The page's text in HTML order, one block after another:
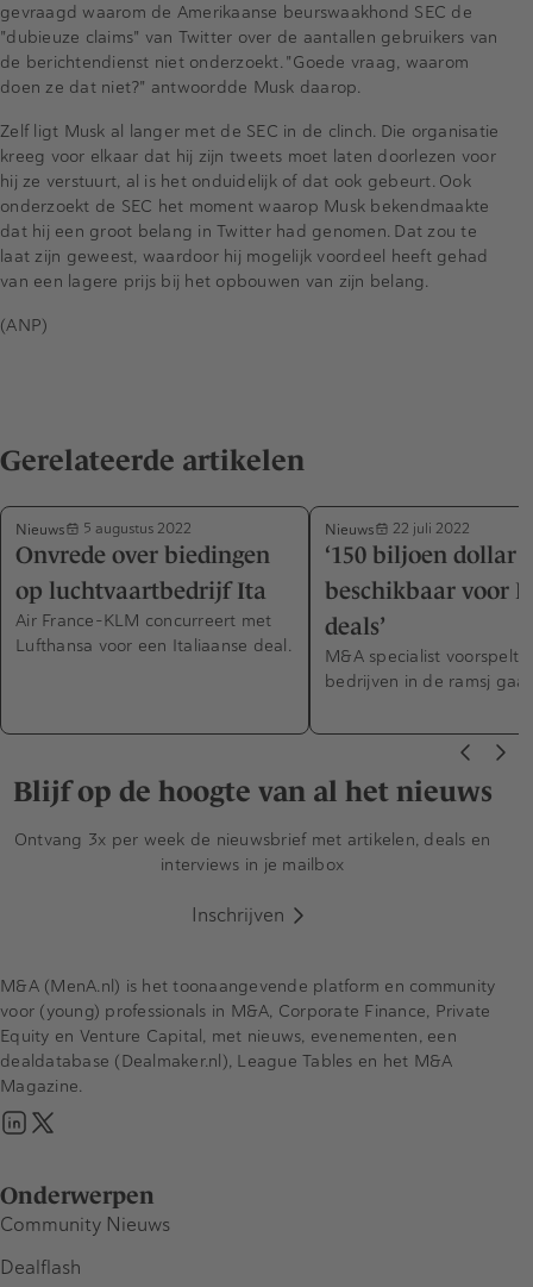
gevraagd waarom de Amerikaanse beurswaakhond SEC de
"dubieuze claims" van Twitter over de aantallen gebruikers van
de berichtendienst niet onderzoekt. "Goede vraag, waarom
doen ze dat niet?" antwoordde Musk daarop.
Zelf ligt Musk al langer met de SEC in de clinch. Die organisatie
kreeg voor elkaar dat hij zijn tweets moet laten doorlezen voor
hij ze verstuurt, al is het onduidelijk of dat ook gebeurt. Ook
onderzoekt de SEC het moment waarop Musk bekendmaakte
dat hij een groot belang in Twitter had genomen. Dat zou te
laat zijn geweest, waardoor hij mogelijk voordeel heeft gehad
van een lagere prijs bij het opbouwen van zijn belang.
(ANP)
Gerelateerde artikelen
Nieuws 5 augustus 2022
Onvrede over biedingen
op luchtvaartbedrijf Ita
Air France-KLM concurreert met
Lufthansa voor een Italiaanse deal.
Nieuws 22 juli 2022
‘150 biljoen dollar
beschikbaar voor
deals’
M&A specialist voorspelt
bedrijven in de ramsj
Blijf op de hoogte van al het nieuws
Ontvang 3x per week de nieuwsbrief met artikelen, deals en
interviews in je mailbox
Inschrijven
Onderwerpen
Community Nieuws
Dealflash
M&A (MenA.nl) is het toonaangevende platform en community
voor (young) professionals in M&A, Corporate Finance, Private
Equity en Venture Capital, met nieuws, evenementen, een
dealdatabase (Dealmaker.nl), League Tables en het M&A
Magazine.